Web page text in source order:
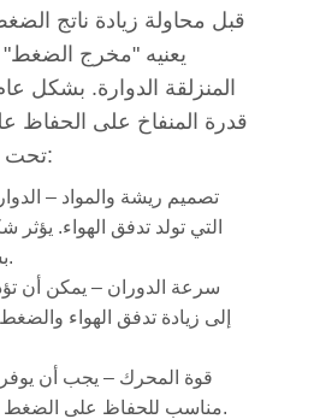
قبل محاولة زيادة ناتج
يعنيه "مخرج
المنزلقة الدوارة. بشكل
قدرة المنفاخ على الحفاظ
تحت الحمل. يتأثر هذا بما يلي:
تصميم ريشة والمواد –
التي تولد تدفق الهواء. يؤثر
بشكل كبير على ناتج الضغط.
سرعة الدوران – يمكن أن
إلى زيادة تدفق الهواء
قوة المحرك – يجب أن
مناسب للحفاظ على الضغط المتزايد دون التحميل الزائد.